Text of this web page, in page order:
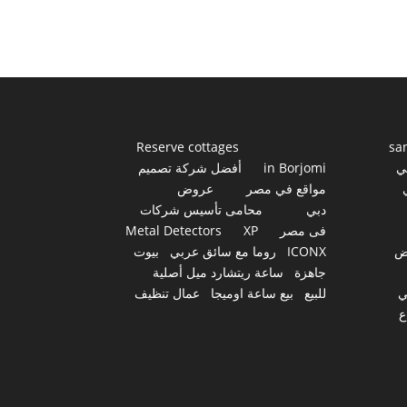
Reserve cottages
in Borjomi
أفضل شركة تصميم
مواقع في مصر
عروض
دبي
محامى تأسيس شركات
فى مصر
Metal Detectors
XP
ICONX
روما مع سائق عربي
بيوت
جاهزة
ساعة ريتشارد ميل أصلية
للبيع
بيع ساعة اوميجا عمال تنظيف